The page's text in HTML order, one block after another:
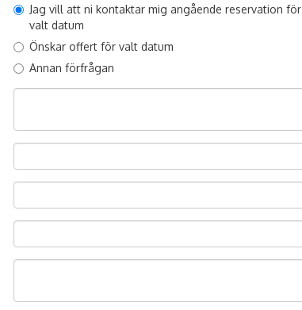
Jag vill att ni kontaktar mig angående reservation för
valt datum
Önskar offert för valt datum
Annan förfrågan